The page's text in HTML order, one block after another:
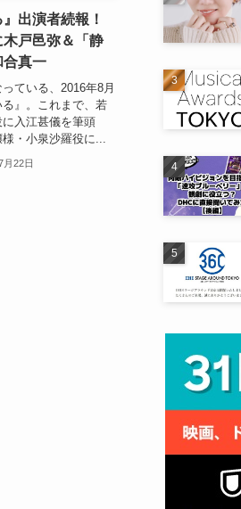
出演者続報！
戸邑弥＆「静
合真一
ている、2016年8月
る』。これまで、若
入江甚儀を筆頭
・小泉沙羅役に...
月22日